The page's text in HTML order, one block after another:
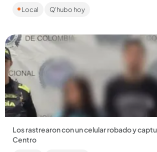
hurtar a cinco personas en diciembre de
Local Q'hubo hoy
Compartir Noticia
Los rastrearon con un celular robado y
Centro